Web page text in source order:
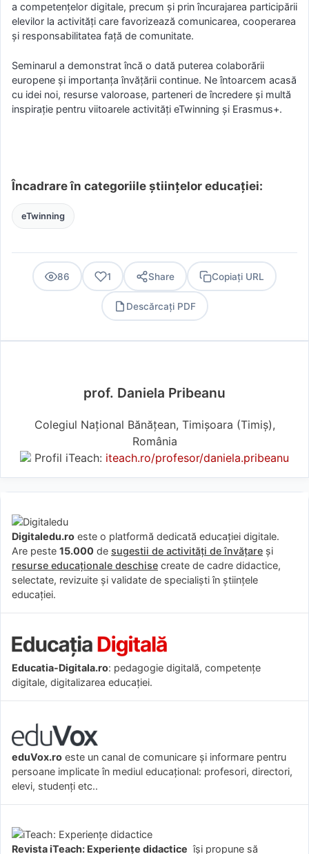
a competențelor digitale, precum și prin încurajarea participării
elevilor la activități care favorizează comunicarea, cooperarea
și responsabilitatea față de comunitate.
Seminarul a demonstrat încă o dată puterea colaborării
europene și importanța învățării continue. Ne întoarcem acasă
cu idei noi, resurse valoroase, parteneri de încredere și multă
inspirație pentru viitoarele activități eTwinning și Erasmus+.
Încadrare în categoriile științelor educației:
eTwinning
86 1 Share Copiați URL
Descărcați PDF
prof. Daniela Pribeanu
Colegiul Național Bănățean, Timișoara (Timiş),
România
Profil iTeach: iteach.ro/profesor/daniela.pribeanu
Digitaledu.ro este o platformă dedicată educației digitale.
Are peste 15.000 de sugestii de activități de învățare și
resurse educaționale deschise create de cadre didactice,
selectate, revizuite și validate de specialiști în științele
educației.
Educatia-Digitala.ro: pedagogie digitală, competențe
digitale, digitalizarea educației.
eduVox.ro este un canal de comunicare și informare pentru
persoane implicate în mediul educațional: profesori, directori,
elevi, studenți etc..
Revista iTeach: Experienţe didactice îşi propune să